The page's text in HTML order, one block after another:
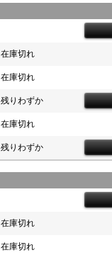
在庫切れ
在庫切れ
残りわずか
在庫切れ
残りわずか
在庫切れ
在庫切れ